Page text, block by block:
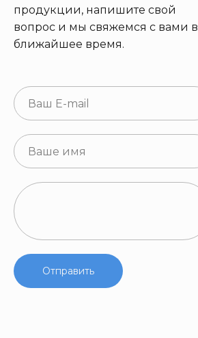
Отправить
продукции, напишите свой
вопрос и мы свяжемся с вами в
ближайшее время.